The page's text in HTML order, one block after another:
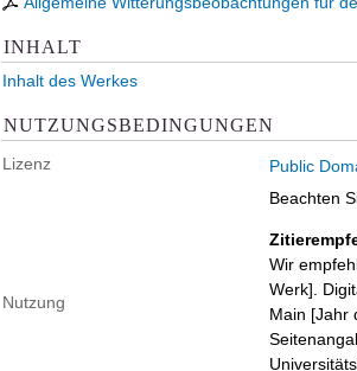
INHALT
Inhalt des Werkes
NUTZUNGSBEDINGUNGEN
Lizenz Public
Nutzung
Beachten
Wir
Werk].
Main [Jahr